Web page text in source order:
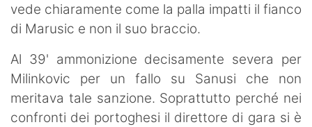
vede chiaramente come la palla impatti il fianco
di Marusic e non il suo braccio.
Al 39' ammonizione decisamente severa per
Milinkovic per un fallo su Sanusi che non
meritava tale sanzione. Soprattutto perché nei
confronti dei portoghesi il direttore di gara si è